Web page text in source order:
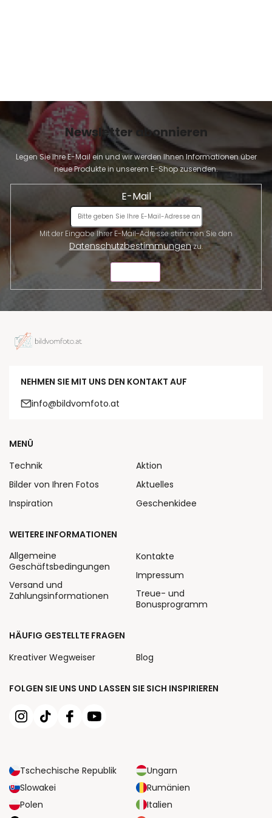
e
Newsletter abonnieren
Legen Sie Ihre E-Mail ein und wir werden Ihnen Informationen über
neue Produkte in unserem E-Shop zusenden.
E-Mail
Datenschutzbestimmungenzu.
NEHMEN SIE MIT UNS DEN KONTAKT AUF
info@bildvomfoto.at
FOLGEN SIE UNS UND LASSEN SIE SICH INSPIRIEREN
Tschechische Republik
Ungarn
Slowakei
Rumänien
Polen
Italien
MENÜ
Technik
Bilder von Ihren Fotos
Inspiration
Aktion
Aktuelles
Geschenkidee
WEITERE INFORMATIONEN
Allgemeine
Geschäftsbedingungen
Versand und
Zahlungsinformationen
Kontakte
Impressum
Treue- und
Bonusprogramm
HÄUFIG GESTELLTE FRAGEN
Kreativer Wegweiser
Blog